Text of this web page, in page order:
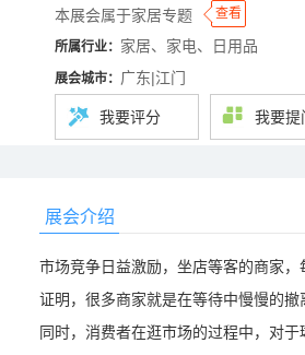
本展会属于家居专题 ◆
◆查看
所属行业： 家居、家电、日用品
展会城市： 广东|江门
我要评分 我要提
展会介绍
市场竞争日益激励，坐店等客的商家
证明，很多商家就是在等待中慢慢的撤
同时，消费者在逛市场的过程中，对